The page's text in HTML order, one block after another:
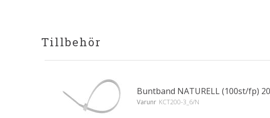
Tillbehör
Buntband NATURELL (100st/fp)
Varunr KCT200-3_6/N